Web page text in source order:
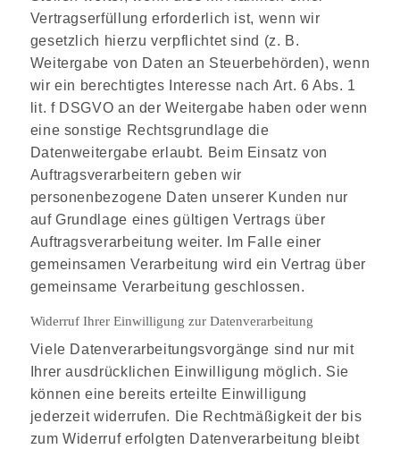
Vertragserfüllung erforderlich ist, wenn wir
gesetzlich hierzu verpflichtet sind (z. B.
Weitergabe von Daten an Steuerbehörden), wenn
wir ein berechtigtes Interesse nach Art. 6 Abs. 1
lit. f DSGVO an der Weitergabe haben oder wenn
eine sonstige Rechtsgrundlage die
Datenweitergabe erlaubt. Beim Einsatz von
Auftragsverarbeitern geben wir
personenbezogene Daten unserer Kunden nur
auf Grundlage eines gültigen Vertrags über
Auftragsverarbeitung weiter. Im Falle einer
gemeinsamen Verarbeitung wird ein Vertrag über
gemeinsame Verarbeitung geschlossen.
Widerruf Ihrer Einwilligung zur Datenverarbeitung
Viele Datenverarbeitungsvorgänge sind nur mit
Ihrer ausdrücklichen Einwilligung möglich. Sie
können eine bereits erteilte Einwilligung
jederzeit widerrufen. Die Rechtmäßigkeit der bis
zum Widerruf erfolgten Datenverarbeitung bleibt